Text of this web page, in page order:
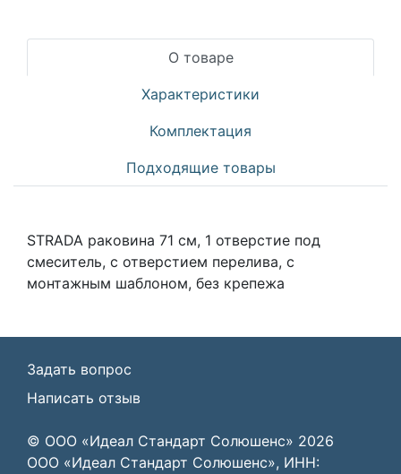
О товаре
Характеристики
Комплектация
Подходящие товары
STRADA раковина 71 см, 1 отверстие под
смеситель, с отверстием перелива, с
монтажным шаблоном, без крепежа
Задать вопрос
Написать отзыв
© ООО «Идеал Стандарт Солюшенс» 2026
ООО «Идеал Стандарт Солюшенс», ИНН: